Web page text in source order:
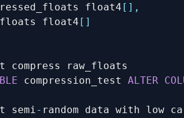
float4
[ ] ,
float4
[ ]
compression_test ALTER
semi -